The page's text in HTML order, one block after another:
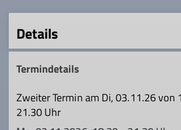
Details
Termindetails
Zweiter Termin am Di, 03.11.26 von
21.30 Uhr